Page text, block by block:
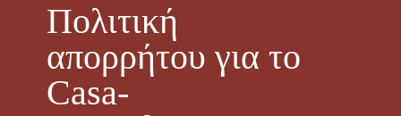
Πολιτική
απορρήτου για το
Casa-